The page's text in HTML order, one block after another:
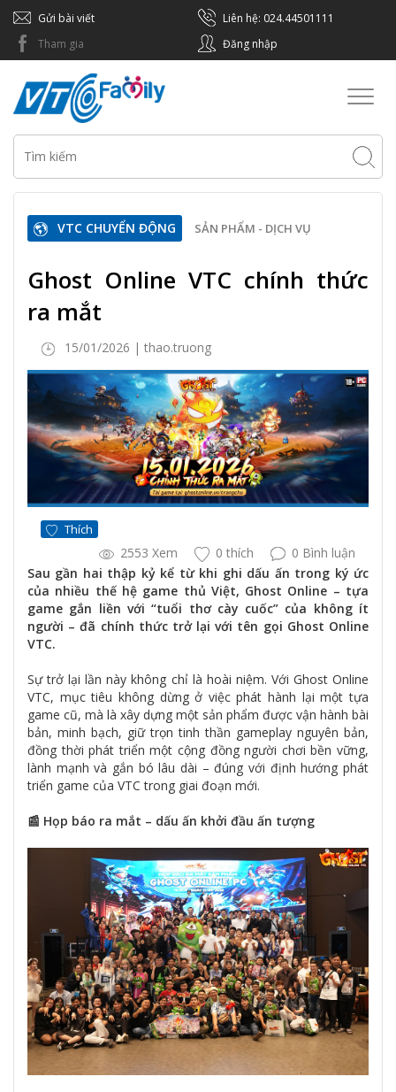
Gửi bài viết
Liên hệ: 024.44501111
Tham gia
Đăng nhập
VTC CHUYỂN ĐỘNG SẢN PHẨM - DỊCH VỤ
Ghost Online VTC chính thức
ra mắt
15/01/2026 | thao.truong
Thích
2553 Xem 0 thích
0 Bình luận
Sau gần hai thập kỷ kể từ khi ghi dấu ấn trong ký ức
của nhiều thế hệ game thủ Việt, Ghost Online – tựa
game gắn liền với “tuổi thơ cày cuốc” của không ít
người – đã chính thức trở lại với tên gọi Ghost Online
VTC.
Sự trở lại lần này không chỉ là hoài niệm. Với Ghost Online
VTC, mục tiêu không dừng ở việc phát hành lại một tựa
game cũ, mà là xây dựng một sản phẩm được vận hành bài
bản, minh bạch, giữ trọn tinh thần gameplay nguyên bản,
đồng thời phát triển một cộng đồng người chơi bền vững,
lành mạnh và gắn bó lâu dài – đúng với định hướng phát
triển game của VTC trong giai đoạn mới.
📰 Họp báo ra mắt – dấu ấn khởi đầu ấn tượng